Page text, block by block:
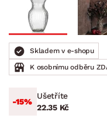
Skladem v e-shopu
K osobnímu odběru
-15%
Ušetříte
22.35 Kč